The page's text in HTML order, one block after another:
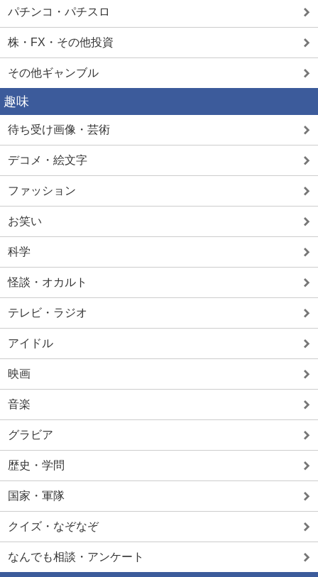
パチンコ・パチスロ
株・FX・その他投資
その他ギャンブル
趣味
待ち受け画像・芸術
デコメ・絵文字
ファッション
お笑い
科学
怪談・オカルト
テレビ・ラジオ
アイドル
映画
音楽
グラビア
歴史・学問
国家・軍隊
クイズ・なぞなぞ
なんでも相談・アンケート